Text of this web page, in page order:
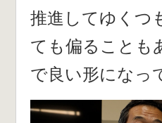
推進してゆくつ
ても偏ることも
で良い形になっ